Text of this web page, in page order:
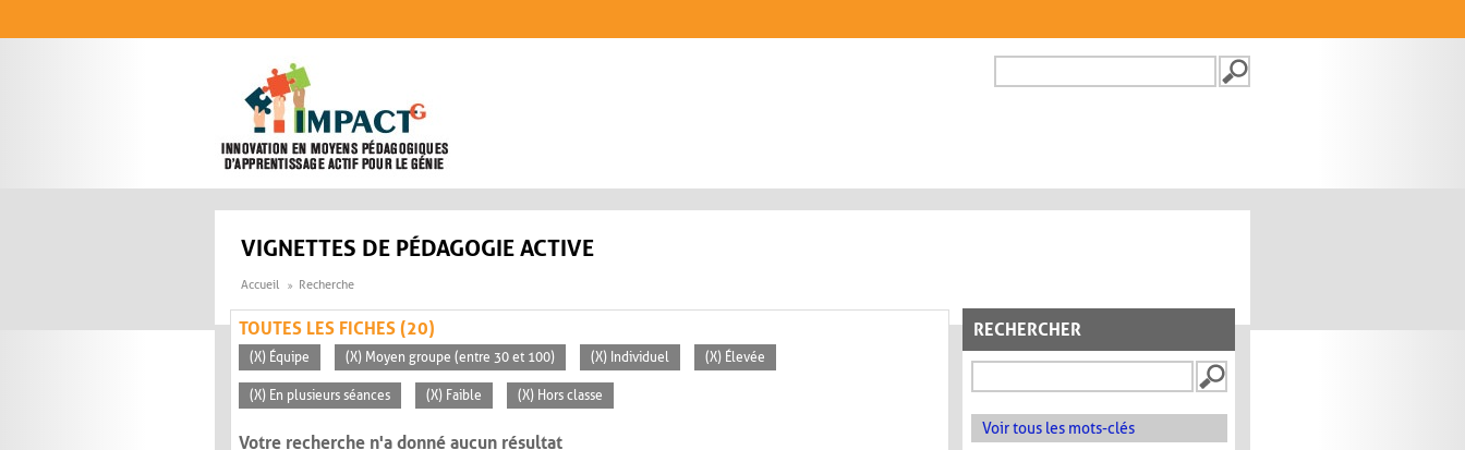
FORMULAIRE DE
VIGNETTES DE PÉDAGOGIE ACTIVE
Accueil Recherche
RECHERCHER
Voir tous les mots-clés
TOUTES LES FICHES (20)
(X) Équipe (X) Moyen groupe (entre 30 et 100) (X) Individuel (X) Élevée
(X) En plusieurs séances (X) Faible (X) Hors classe
Votre recherche n'a donné aucun résultat